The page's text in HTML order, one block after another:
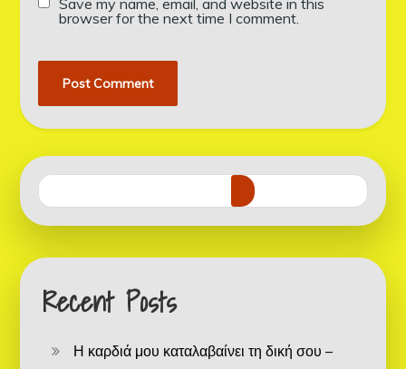
Save my name, email, and website in this
browser for the next time I comment.
Recent Posts
Η καρδιά μου καταλαβαίνει τη δική σου –